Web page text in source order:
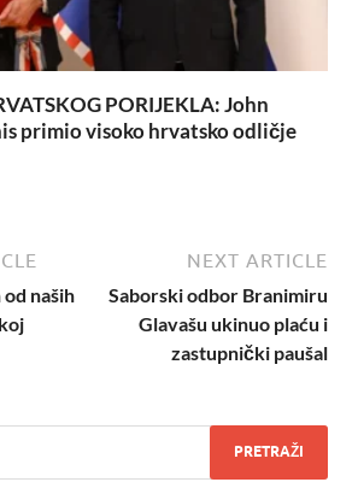
PORIJEKLA: John
primio visoko hrvatsko odličje
naših
NEXT ARTICLE
Saborski odbor Branimiru
Glavašu ukinuo plaću i
zastupnički paušal